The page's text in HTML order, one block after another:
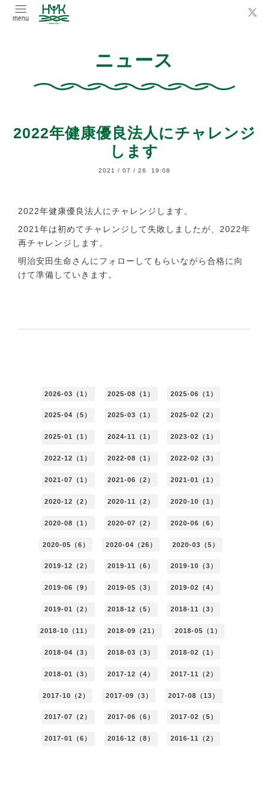
ニュース
2022年健康優良法人にチャレンジ
します
2021 / 07 / 26 19:08
2022年健康優良法人にチャレンジします。
2021年は初めてチャレンジして失敗しましたが、2022年
再チャレンジします。
明治安田生命さんにフォローしてもらいながら合格に向
けて準備していきます。
2026-03（1） 2025-08（1） 2025-06（1）
2025-04（5） 2025-03（1） 2025-02（2）
2025-01（1） 2024-11（1） 2023-02（1）
2022-12（1） 2022-08（1） 2022-02（3）
2021-07（1） 2021-06（2） 2021-01（1）
2020-12（2） 2020-11（2） 2020-10（1）
2020-08（1） 2020-07（2） 2020-06（6）
2020-05（6） 2020-04（26） 2020-03（5）
2019-12（2） 2019-11（6） 2019-10（3）
2019-06（9） 2019-05（3） 2019-02（4）
2019-01（2） 2018-12（5） 2018-11（3）
2018-10（11） 2018-09（21） 2018-05（1）
2018-04（3） 2018-03（3） 2018-02（1）
2018-01（3） 2017-12（4） 2017-11（2）
2017-10（2） 2017-09（3） 2017-08（13）
2017-07（2） 2017-06（6） 2017-02（5）
2017-01（6） 2016-12（8） 2016-11（2）